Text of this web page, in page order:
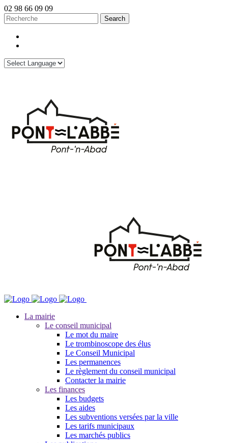
02 98 66 09 09
La mairie
Le conseil municipal
Le mot du maire
Le trombinoscope des élus
Le Conseil Municipal
Les permanences
Le règlement du conseil municipal
Contacter la mairie
Les finances
Les budgets
Les aides
Les subventions versées par la ville
Les tarifs municipaux
Les marchés publics